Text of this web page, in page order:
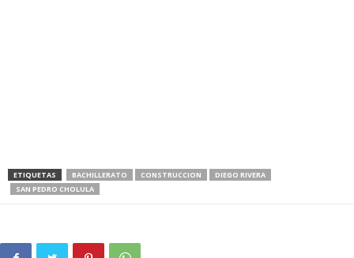
ETIQUETAS BACHILLERATO CONSTRUCCION
DIEGO RIVERA
SAN PEDRO CHOLULA